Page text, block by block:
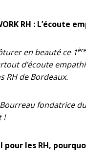
RH : L’écoute
en beauté ce 1ère
d’écoute
RH de Bordeaux.
fondatrice du
!
pour les RH,